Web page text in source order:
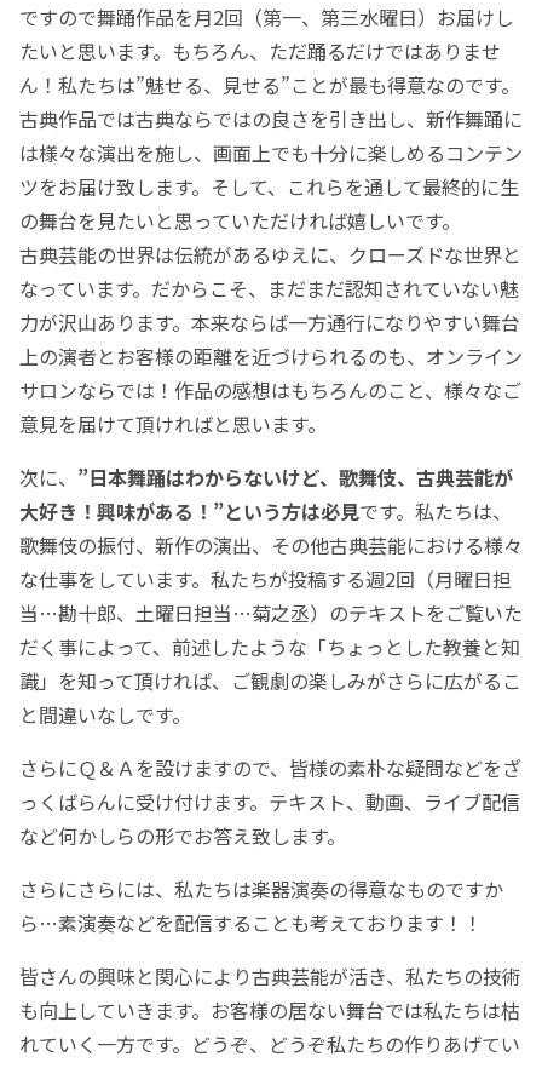
ですので舞踊作品を月2回（第一、第三水曜日）お届けし
たいと思います。もちろん、ただ踊るだけではありませ
ん！私たちは”魅せる、見せる”ことが最も得意なのです。
古典作品では古典ならではの良さを引き出し、新作舞踊に
は様々な演出を施し、画面上でも十分に楽しめるコンテン
ツをお届け致します。そして、これらを通して最終的に生
の舞台を見たいと思っていただければ嬉しいです。
古典芸能の世界は伝統があるゆえに、クローズドな世界と
なっています。だからこそ、まだまだ認知されていない魅
力が沢山あります。本来ならば一方通行になりやすい舞台
上の演者とお客様の距離を近づけられるのも、オンライン
サロンならでは！作品の感想はもちろんのこと、様々なご
意見を届けて頂ければと思います。
次に、 ”日本舞踊はわからないけど、歌舞伎、古典芸能が
大好き！興味がある！”という方は必見です。私たちは、
歌舞伎の振付、新作の演出、その他古典芸能における様々
な仕事をしています。私たちが投稿する週2回（月曜日担
当…勘十郎、土曜日担当…菊之丞）のテキストをご覧いた
だく事によって、前述したような「ちょっとした教養と知
識」を知って頂ければ、ご観劇の楽しみがさらに広がるこ
と間違いなしです。
さらにＱ＆Ａを設けますので、皆様の素朴な疑問などをざ
っくばらんに受け付けます。テキスト、動画、ライブ配信
など何かしらの形でお答え致します。
さらにさらには、私たちは楽器演奏の得意なものですか
ら…素演奏などを配信することも考えております！！
皆さんの興味と関心により古典芸能が活き、私たちの技術
も向上していきます。お客様の居ない舞台では私たちは枯
れていく一方です。どうぞ、どうぞ私たちの作りあげてい